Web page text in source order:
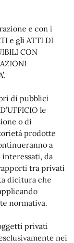
e con i
e gli ATTI DI
CON
di pubblici
le
o di
prodotte
a
da
tra privati
dicitura che
normativa.
privati
nei